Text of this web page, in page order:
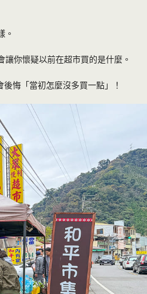
。
你懷疑以前在超市買的是什麼。
悔「當初怎麼沒多買一點」！